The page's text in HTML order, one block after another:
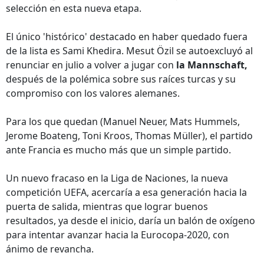
selección en esta nueva etapa.
El único 'histórico' destacado en haber quedado fuera
de la lista es Sami Khedira. Mesut Özil se autoexcluyó al
renunciar en julio a volver a jugar con la Mannschaft,
después de la polémica sobre sus raíces turcas y su
compromiso con los valores alemanes.
Para los que quedan (Manuel Neuer, Mats Hummels,
Jerome Boateng, Toni Kroos, Thomas Müller), el partido
ante Francia es mucho más que un simple partido.
Un nuevo fracaso en la Liga de Naciones, la nueva
competición UEFA, acercaría a esa generación hacia la
puerta de salida, mientras que lograr buenos
resultados, ya desde el inicio, daría un balón de oxígeno
para intentar avanzar hacia la Eurocopa-2020, con
ánimo de revancha.